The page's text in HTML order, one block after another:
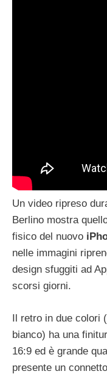
Un video ripreso
Berlino mostra
fisico del nuovo
nelle immagini
design sfuggiti ad
scorsi giorni.
Il retro in due colori
bianco) ha una
16:9 ed è grande
presente un